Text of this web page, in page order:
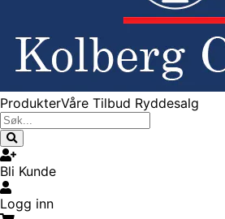
ProdukterVåre Tilbud Ryddesalg
Bli Kunde
Logg inn